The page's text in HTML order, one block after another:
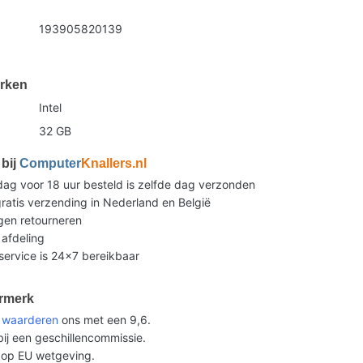
193905820139
Intel
32 GB
bijComputerKnallers.nl
voor 18 uur besteld is zelfde dag verzonden
verzending in Nederland en België
retourneren
is 24x7 bereikbaar
waarderen ons met een 9,6.
een geschillencommissie.
EU wetgeving.